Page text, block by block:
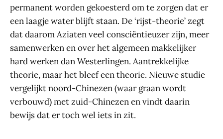
permanent worden gekoesterd om te zorgen dat er
een laagje water blijft staan. De ‘rijst-theorie’ zegt
dat daarom Aziaten veel consciëntieuzer zijn, meer
samenwerken en over het algemeen makkelijker
hard werken dan Westerlingen. Aantrekkelijke
theorie, maar het bleef een theorie. Nieuwe studie
vergelijkt noord-Chinezen (waar graan wordt
verbouwd) met zuid-Chinezen en vindt daarin
bewijs dat er toch wel iets in zit.